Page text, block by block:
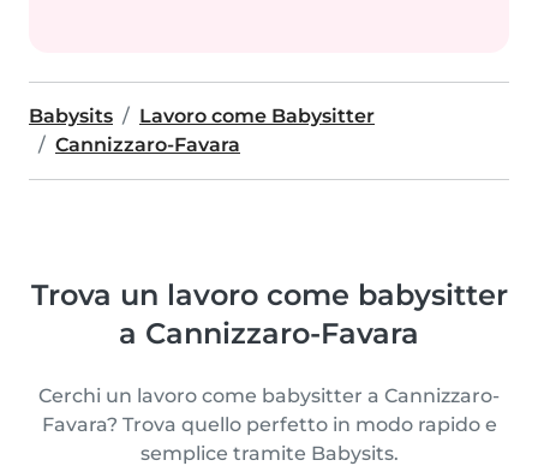
Babysits
Lavoro come Babysitter
Cannizzaro-Favara
Trova un lavoro come babysitter
a Cannizzaro-Favara
Cerchi un lavoro come babysitter a Cannizzaro-
Favara? Trova quello perfetto in modo rapido e
semplice tramite Babysits.